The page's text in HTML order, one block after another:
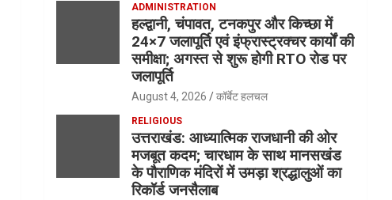
ADMINISTRATION
हल्द्वानी, चंपावत, टनकपुर और किच्छा में
24×7 जलापूर्ति एवं इंफ्रास्ट्रक्चर कार्यों की
समीक्षा; अगस्त से शुरू होगी RTO रोड पर
जलापूर्ति
August 4, 2026 कॉर्बेट हलचल
RELIGIOUS
उत्तराखंड: आध्यात्मिक राजधानी की ओर
मजबूत कदम; चारधाम के साथ मानसखंड
के पौराणिक मंदिरों में उमड़ा श्रद्धालुओं का
रिकॉर्ड जनसैलाब